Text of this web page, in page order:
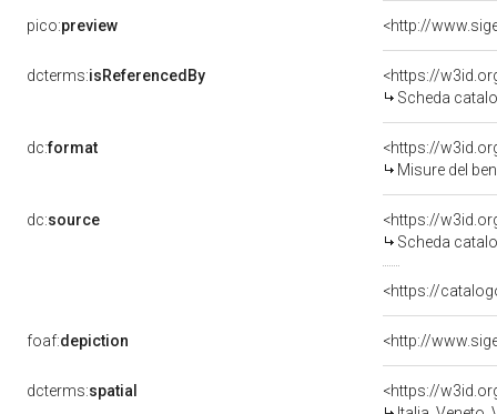
pico:preview
dcterms:isReferencedBy
<https://
Scheda
dc:format
<https://
Misure del
dc:source
<https://
Scheda
<https://
foaf:depiction
dcterms:spatial
<https://